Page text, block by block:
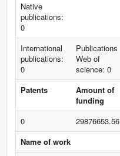
Native
publications:
0
International
publications:
0
Publications
Web of
science: 0
Patents
Amount of
funding
0 29876653.56
Name of work